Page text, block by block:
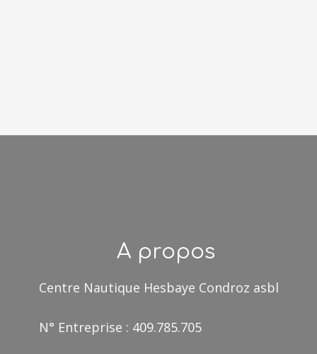
A propos
Centre Nautique Hesbaye Condroz asbl
N° Entreprise : 409.785.705